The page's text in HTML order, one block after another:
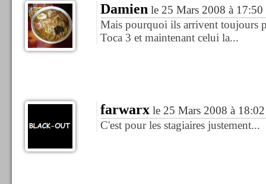
Damien le 25 Mars 2008 à 17:50
Mais pourquoi ils arrivent toujours
Toca 3 et maintenant celui la...
farwarxle 25 Mars 2008 à 18:02
C'est pour les stagiaires justement...